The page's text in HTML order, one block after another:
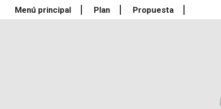
Menú principal Plan Propuesta